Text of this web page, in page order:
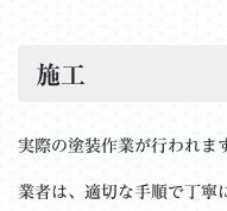
施工
実際の塗装作業が行われま
業者は、適切な手順で丁寧